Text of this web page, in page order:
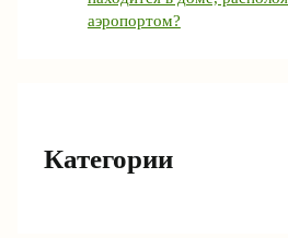
аэропортом?
Категории